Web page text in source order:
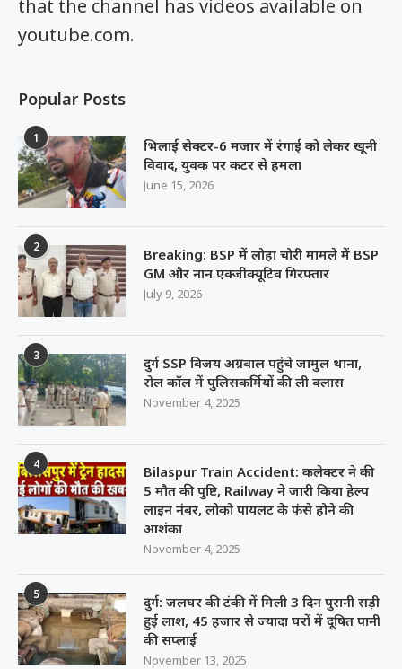
that the channel has videos available on
youtube.com.
Popular Posts
1
भिलाई सेक्टर-6 मजार में रंगाई को लेकर खूनी
विवाद, युवक पर कटर से हमला
June 15, 2026
2
Breaking: BSP में लोहा चोरी मामले में BSP
GM और नान एक्जीक्यूटिव गिरफ्तार
July 9, 2026
3
दुर्ग SSP विजय अग्रवाल पहुंचे जामुल थाना,
रोल कॉल में पुलिसकर्मियों की ली क्लास
November 4, 2025
4
Bilaspur Train Accident: कलेक्टर ने की
5 मौत की पुष्टि, Railway ने जारी किया हेल्प
लाइन नंबर, लोको पायलट के फंसे होने की
आशंका
November 4, 2025
5
दुर्ग: जलघर की टंकी में मिली 3 दिन पुरानी सड़ी
हुई लाश, 45 हजार से ज्यादा घरों में दूषित पानी
की सप्लाई
November 13, 2025